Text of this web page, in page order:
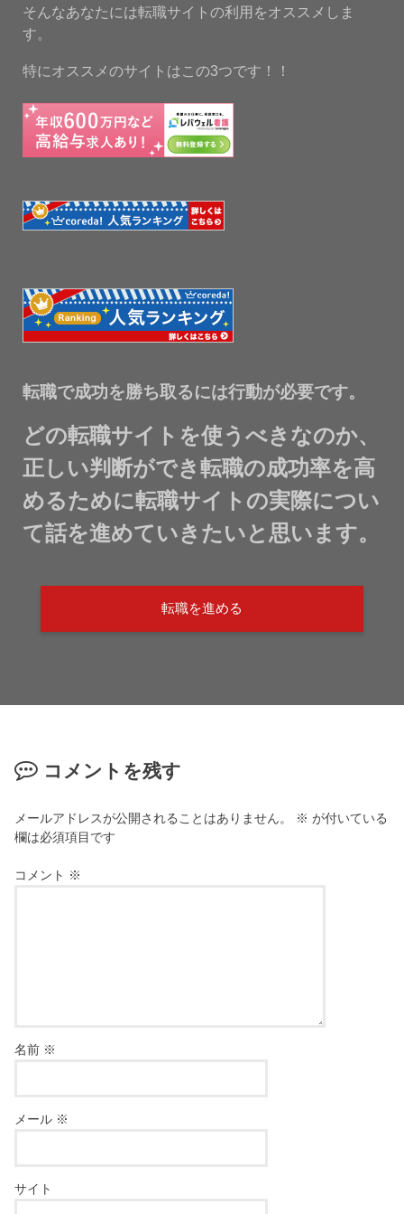
そんなあなたには転職サイトの利用をオススメしま
す。
特にオススメのサイトはこの3つです！！
転職で成功を勝ち取るには行動が必要です。
どの転職サイトを使うべきなのか、
正しい判断ができ転職の成功率を高
めるために転職サイトの実際につい
て話を進めていきたいと思います。
転職を進める
コメントを残す
メールアドレスが公開されることはありません。 ※ が付いている
欄は必須項目です
コメント ※
名前 ※
メール ※
サイト